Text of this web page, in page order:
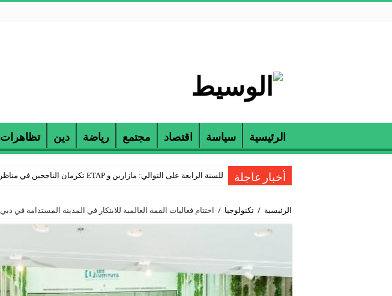
الرئيسية سياسة اقتصاد مجتمع رياضة دين تظاهرات
أخبار عاجلة للسنة الرابعة على التوالي: مازارين و ETAP تكرمان الناجحين في مناظرة البكالوريا
الرئيسية / تكنولوجيا / اختتام فعاليات القمة العالمية للابتكار في المدينة المستدامة في دبي